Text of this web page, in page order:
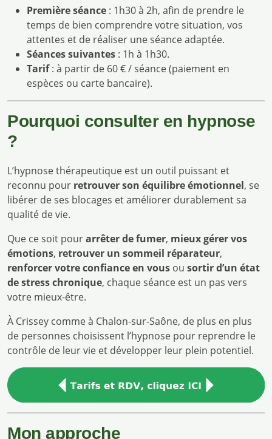
Première séance : 1h30 à 2h, afin de prendre le
temps de bien comprendre votre situation, vos
attentes et de réaliser une séance adaptée.
Séances suivantes : 1h à 1h30.
Tarif: à partir de 60 € / séance (paiement en
espèces ou carte bancaire).
Pourquoi consulter en hypnose
?
L’hypnose thérapeutique est un outil puissant et
reconnu pour retrouver son équilibre émotionnel, se
libérer de ses blocages et améliorer durablement sa
qualité de vie.
Que ce soit pourarrêter de fumer, mieux gérer vos
émotions, retrouver un sommeil réparateur,
renforcer votre confiance en vous ou sortir d’un état
de stress chronique, chaque séance est un pas vers
votre mieux-être.
À Crissey comme à Chalon-sur-Saône, de plus en plus
de personnes choisissent l’hypnose pour reprendre le
contrôle de leur vie et développer leur plein potentiel.
Mon approche